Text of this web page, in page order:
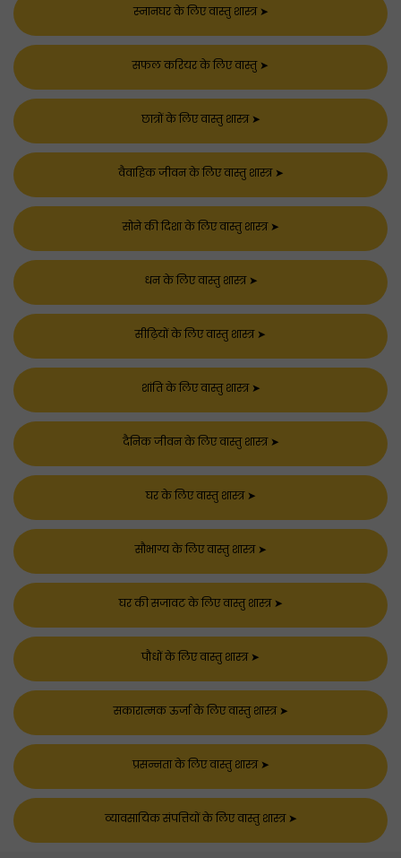
स्नानघर के लिए वास्तु शास्त्र➤
सफल करियर के लिए वास्तु➤
छात्रों के लिए वास्तु शास्त्र➤
वैवाहिक जीवन के लिए वास्तु शास्त्र➤
सोने की दिशा के लिए वास्तु शास्त्र➤
धन के लिए वास्तु शास्त्र➤
सीढ़ियों के लिए वास्तु शास्त्र➤
शांति के लिए वास्तु शास्त्र➤
दैनिक जीवन के लिए वास्तु शास्त्र➤
घर के लिए वास्तु शास्त्र➤
सौभाग्य के लिए वास्तु शास्त्र➤
घर की सजावट के लिए वास्तु शास्त्र➤
पौधों के लिए वास्तु शास्त्र➤
सकारात्मक ऊर्जा के लिए वास्तु शास्त्र➤
प्रसन्नता के लिए वास्तु शास्त्र➤
व्यावसायिक संपत्तियों के लिए वास्तु शास्त्र➤